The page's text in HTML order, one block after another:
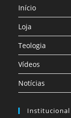
Início
Loja
Teologia
Vídeos
Notícias
Institucional